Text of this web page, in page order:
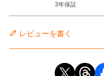
3年保証
レビューを書く